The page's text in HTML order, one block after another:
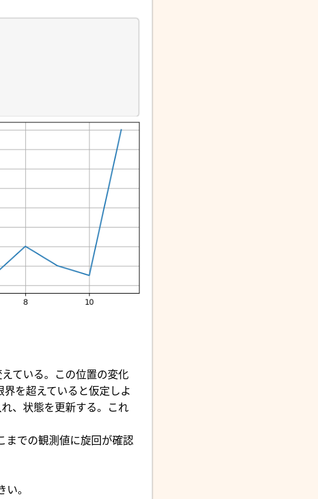
ている。この位置の変化
を超えていると仮定しよ
、状態を更新する。これ
までの観測値に旋回が確認
。